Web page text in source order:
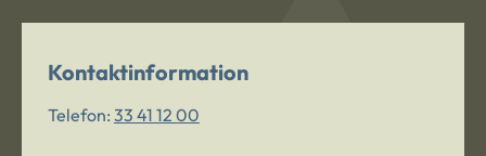
Kontaktinformation
Telefon: 33 41 12 00